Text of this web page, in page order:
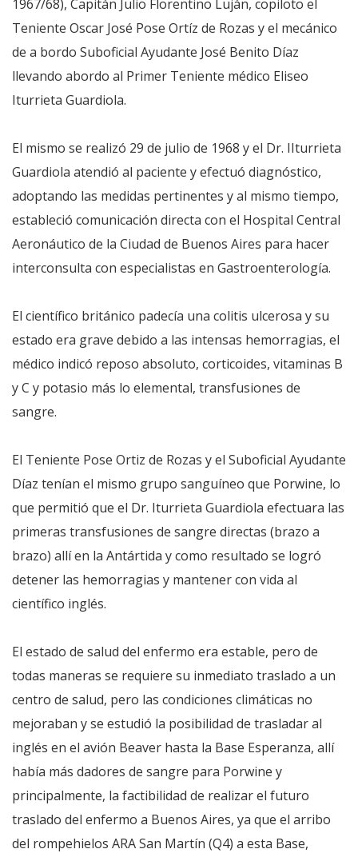
1967/68), Capitán Julio Florentino Luján, copiloto el
Teniente Oscar José Pose Ortíz de Rozas y el mecánico
de a bordo Suboficial Ayudante José Benito Díaz
llevando abordo al Primer Teniente médico Eliseo
Iturrieta Guardiola.
El mismo se realizó 29 de julio de 1968 y el Dr. IIturrieta
Guardiola atendió al paciente y efectuó diagnóstico,
adoptando las medidas pertinentes y al mismo tiempo,
estableció comunicación directa con el Hospital Central
Aeronáutico de la Ciudad de Buenos Aires para hacer
interconsulta con especialistas en Gastroenterología.
El científico británico padecía una colitis ulcerosa y su
estado era grave debido a las intensas hemorragias, el
médico indicó reposo absoluto, corticoides, vitaminas B
y C y potasio más lo elemental, transfusiones de
sangre.
El Teniente Pose Ortiz de Rozas y el Suboficial Ayudante
Díaz tenían el mismo grupo sanguíneo que Porwine, lo
que permitió que el Dr. Iturrieta Guardiola efectuara las
primeras transfusiones de sangre directas (brazo a
brazo) allí en la Antártida y como resultado se logró
detener las hemorragias y mantener con vida al
científico inglés.
El estado de salud del enfermo era estable, pero de
todas maneras se requiere su inmediato traslado a un
centro de salud, pero las condiciones climáticas no
mejoraban y se estudió la posibilidad de trasladar al
inglés en el avión Beaver hasta la Base Esperanza, allí
había más dadores de sangre para Porwine y
principalmente, la factibilidad de realizar el futuro
traslado del enfermo a Buenos Aires, ya que el arribo
del rompehielos ARA San Martín (Q4) a esta Base,